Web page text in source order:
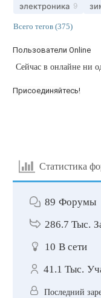
электроника 9
Всего тегов (375)
Пользователи Online
Сейчас в онлайне ни
Присоединяйтесь!
Статистика
89 Форумы
286.7 Тыс.
10 В сети
41.1 Тыс.
Последний